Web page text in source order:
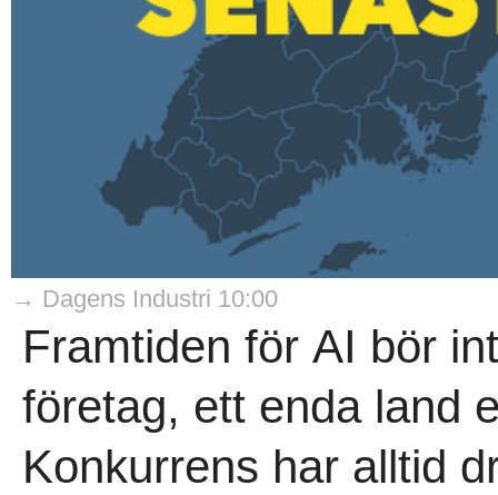
→ Dagens Industri 10:00
Framtiden för AI bör
företag, ett enda land
Konkurrens har alltid